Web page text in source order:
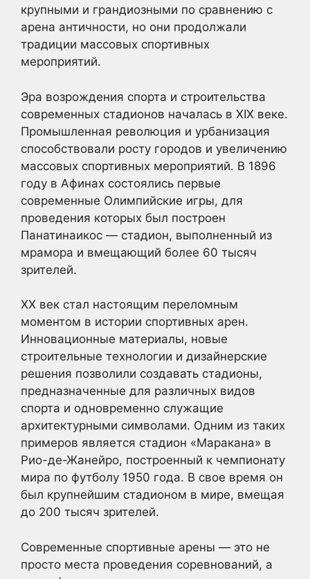
крупными и грандиозными по сравнению с
арена античности, но они продолжали
традиции массовых спортивных
мероприятий.
Эра возрождения спорта и строительства
современных стадионов началась в XIX веке.
Промышленная революция и урбанизация
способствовали росту городов и увеличению
массовых спортивных мероприятий. В 1896
году в Афинах состоялись первые
современные Олимпийские игры, для
проведения которых был построен
Панатинаикос — стадион, выполненный из
мрамора и вмещающий более 60 тысяч
зрителей.
XX век стал настоящим переломным
моментом в истории спортивных арен.
Инновационные материалы, новые
строительные технологии и дизайнерские
решения позволили создавать стадионы,
предназначенные для различных видов
спорта и одновременно служащие
архитектурными символами. Одним из таких
примеров является стадион «Маракана» в
Рио-де-Жанейро, построенный к чемпионату
мира по футболу 1950 года. В свое время он
был крупнейшим стадионом в мире, вмещая
до 200 тысяч зрителей.
Современные спортивные арены — это не
просто места проведения соревнований, а